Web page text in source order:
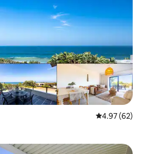
從 62 則評價
4.97 (62)